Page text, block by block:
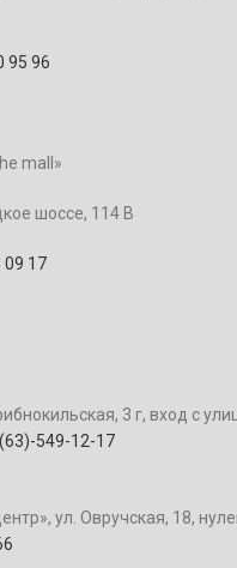
95 96
mall»
шоссе, 114 В
09 17
3 г, вход с
549-12-17
ул. Овручская, 18,